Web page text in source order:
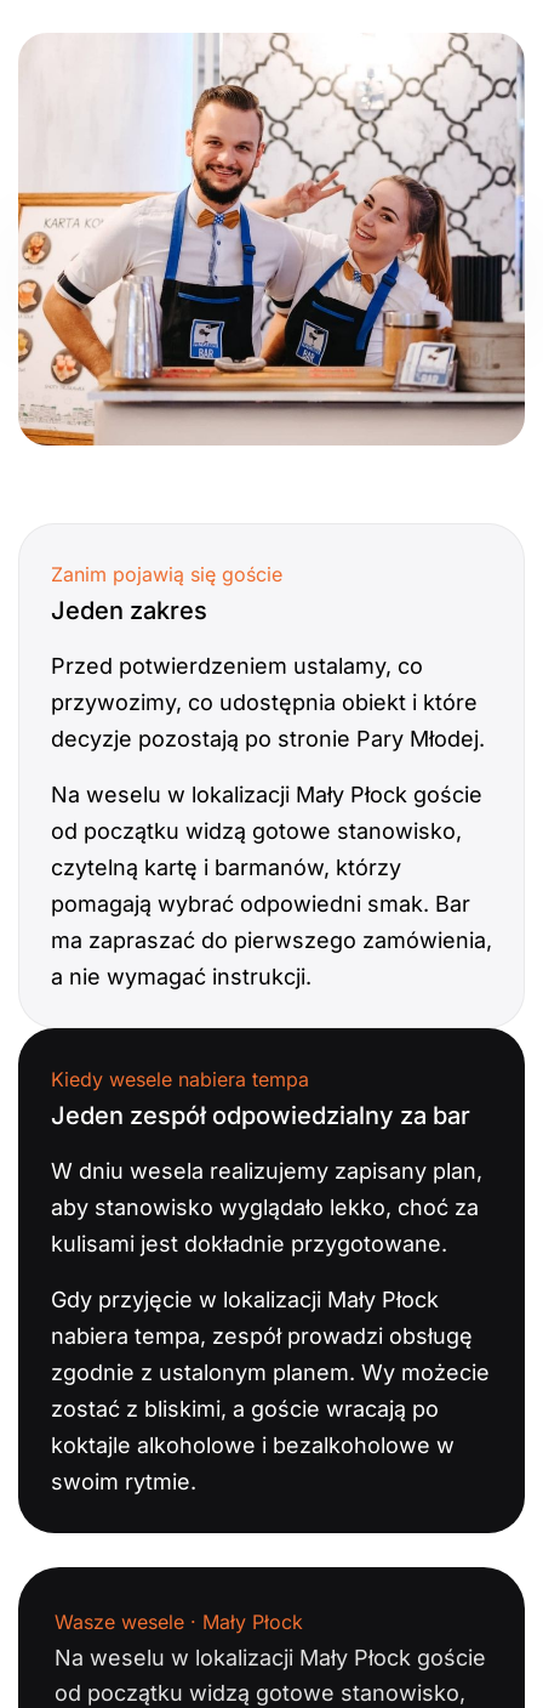
Zanim pojawią się goście
Jeden zakres
Przed potwierdzeniem ustalamy, co
przywozimy, co udostępnia obiekt i które
decyzje pozostają po stronie Pary Młodej.
Na weselu w lokalizacji Mały Płock goście
od początku widzą gotowe stanowisko,
czytelną kartę i barmanów, którzy
pomagają wybrać odpowiedni smak. Bar
ma zapraszać do pierwszego zamówienia,
a nie wymagać instrukcji.
Kiedy wesele nabiera tempa
Jeden zespół odpowiedzialny za bar
W dniu wesela realizujemy zapisany plan,
aby stanowisko wyglądało lekko, choć za
kulisami jest dokładnie przygotowane.
Gdy przyjęcie w lokalizacji Mały Płock
nabiera tempa, zespół prowadzi obsługę
zgodnie z ustalonym planem. Wy możecie
zostać z bliskimi, a goście wracają po
koktajle alkoholowe i bezalkoholowe w
swoim rytmie.
Wasze wesele · Mały Płock
Na weselu w lokalizacji Mały Płock goście
od początku widzą gotowe stanowisko,